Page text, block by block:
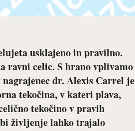
usklajeno in pravilno.
ravni celic. S hrano vplivamo
nagrajenec dr. Alexis Carrel je
tekočina, v kateri plava,
tekočino v pravih
življenje lahko trajalo